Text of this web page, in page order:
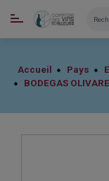
CATÉGORIES
Accueil Pays
BODEGAS